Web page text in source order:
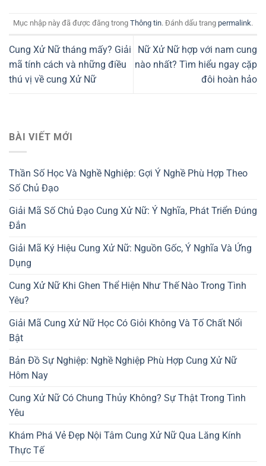
Mục nhập này đã được đăng trong Thông tin. Đánh dấu trang permalink.
Cung Xử Nữ tháng mấy? Giải
mã tính cách và những điều
thú vị về cung Xử Nữ
Nữ Xử Nữ hợp với nam cung
nào nhất? Tìm hiểu ngay cặp
đôi hoàn hảo
BÀI VIẾT MỚI
Thần Số Học Và Nghề Nghiệp: Gợi Ý Nghề Phù Hợp Theo
Số Chủ Đạo
Giải Mã Số Chủ Đạo Cung Xử Nữ: Ý Nghĩa, Phát Triển Đúng
Đắn
Giải Mã Ký Hiệu Cung Xử Nữ: Nguồn Gốc, Ý Nghĩa Và Ứng
Dụng
Cung Xử Nữ Khi Ghen Thể Hiện Như Thế Nào Trong Tình
Yêu?
Giải Mã Cung Xử Nữ Học Có Giỏi Không Và Tố Chất Nổi
Bật
Bản Đồ Sự Nghiệp: Nghề Nghiệp Phù Hợp Cung Xử Nữ
Hôm Nay
Cung Xử Nữ Có Chung Thủy Không? Sự Thật Trong Tình
Yêu
Khám Phá Vẻ Đẹp Nội Tâm Cung Xử Nữ Qua Lăng Kính
Thực Tế